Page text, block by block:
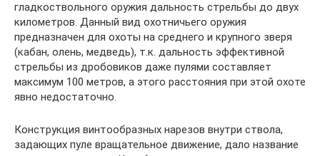
гладкоствольного оружия дальность стрельбы до двух
километров. Данный вид охотничьего оружия
предназначен для охоты на среднего и крупного зверя
(кабан, олень, медведь), т.к. дальность эффективной
стрельбы из дробовиков даже пулями составляет
максимум 100 метров, а этого расстояния при этой охоте
явно недостаточно.
Конструкция винтообразных нарезов внутри ствола,
задающих пуле вращательное движение, дало название